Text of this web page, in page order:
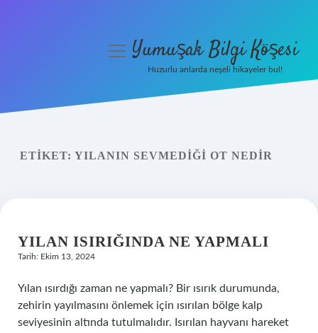
Yasal Uyarı
menüyüYumuşak Bilgi Köşesi
Huzurlu anlarda neşeli hikayeler bul!
ETIKET: YILANIN SEVMEDIĞI OT NEDIR
YILAN ISIRIĞINDA NE YAPMALI
Tarih: Ekim 13, 2024
Yılan ısırdığı zaman ne yapmalı? Bir ısırık durumunda,
zehirin yayılmasını önlemek için ısırılan bölge kalp
seviyesinin altında tutulmalıdır. Isırılan hayvanı hareket